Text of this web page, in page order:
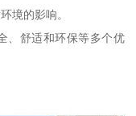
境的影响。
、舒适和环保等多个优